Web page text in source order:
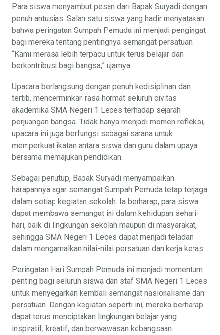
Para siswa menyambut pesan dari Bapak Suryadi dengan
penuh antusias. Salah satu siswa yang hadir menyatakan
bahwa peringatan Sumpah Pemuda ini menjadi pengingat
bagi mereka tentang pentingnya semangat persatuan.
“Kami merasa lebih terpacu untuk terus belajar dan
berkontribusi bagi bangsa,” ujarnya.
Upacara berlangsung dengan penuh kedisiplinan dan
tertib, mencerminkan rasa hormat seluruh civitas
akademika SMA Negeri 1 Leces terhadap sejarah
perjuangan bangsa. Tidak hanya menjadi momen refleksi,
upacara ini juga berfungsi sebagai sarana untuk
memperkuat ikatan antara siswa dan guru dalam upaya
bersama memajukan pendidikan.
Sebagai penutup, Bapak Suryadi menyampaikan
harapannya agar semangat Sumpah Pemuda tetap terjaga
dalam setiap kegiatan sekolah. Ia berharap, para siswa
dapat membawa semangat ini dalam kehidupan sehari-
hari, baik di lingkungan sekolah maupun di masyarakat,
sehingga SMA Negeri 1 Leces dapat menjadi teladan
dalam mengamalkan nilai-nilai persatuan dan kerja keras.
Peringatan Hari Sumpah Pemuda ini menjadi momentum
penting bagi seluruh siswa dan staf SMA Negeri 1 Leces
untuk menyegarkan kembali semangat nasionalisme dan
persatuan. Dengan kegiatan seperti ini, mereka berharap
dapat terus menciptakan lingkungan belajar yang
inspiratif, kreatif, dan berwawasan kebangsaan.